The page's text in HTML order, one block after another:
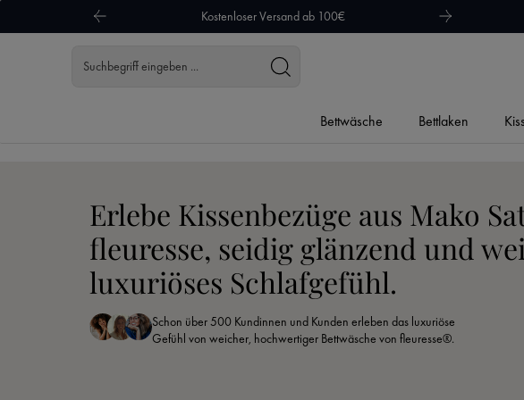
Hauptinhalt springen
Zur Suche springen
Zur Hauptnavigation springenKostenloser Versand ab 100€
Bettwäsche Bettlaken
Erlebe Kissenbezüge aus Mako
fleuresse, seidig glänzend und
luxuriöses Schlafgefühl.
Schon über 500 Kundinnen und Kunden erleben das luxuriöse
Gefühl von weicher, hochwertiger Bettwäsche von fleuresse®.